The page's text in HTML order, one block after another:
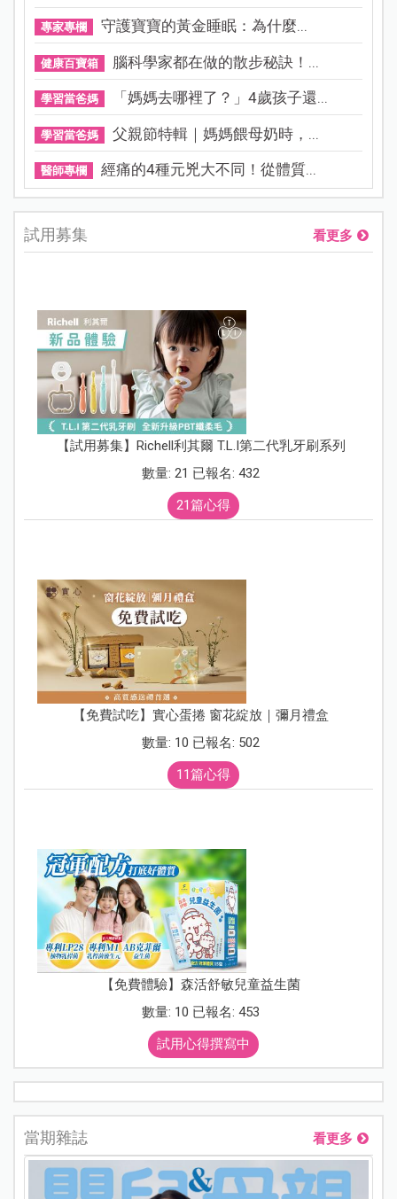
專家專欄 守護寶寶的黃金睡眠：為什麼...
健康百寶箱 腦科學家都在做的散步秘訣！...
學習當爸媽 「媽媽去哪裡了？」4歲孩子還...
學習當爸媽 父親節特輯｜媽媽餵母奶時，...
醫師專欄 經痛的4種元兇大不同！從體質...
試用募集 看更多
【試用募集】Richell利其爾 T.L.I第二代乳牙刷系列
數量: 21 已報名: 432
21篇心得
【免費試吃】實心蛋捲 窗花綻放｜彌月禮盒
數量: 10 已報名: 502
11篇心得
【免費體驗】森活舒敏兒童益生菌
數量: 10 已報名: 453
試用心得撰寫中
當期雜誌 看更多